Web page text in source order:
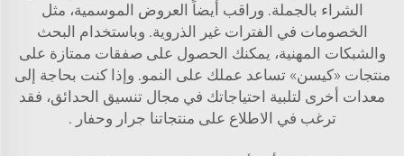
الشراء بالجملة. وراقب أيضاً العروض الموسمية، مثل
الخصومات في الفترات غير الذروية. وباستخدام البحث
والشبكات المهنية، يمكنك الحصول على صفقات ممتازة على
منتجات «كيسن» تساعد عملك على النمو. وإذا كنت بحاجة إلى
معدات أخرى لتلبية احتياجاتك في مجال تنسيق الحدائق، فقد
ترغب في الاطلاع على منتجاتنا جرار وحفار .